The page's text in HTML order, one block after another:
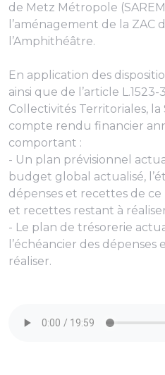
de Metz Métropole
l’aménagement de la ZAC
l’Amphithéâtre.
En application des
ainsi que de l’article
Collectivités Territoriales,
compte rendu financier
comportant :
- Un plan prévisionnel
budget global actualisé,
dépenses et recettes de
et recettes restant à
- Le plan de trésorerie
l’échéancier des
réaliser.